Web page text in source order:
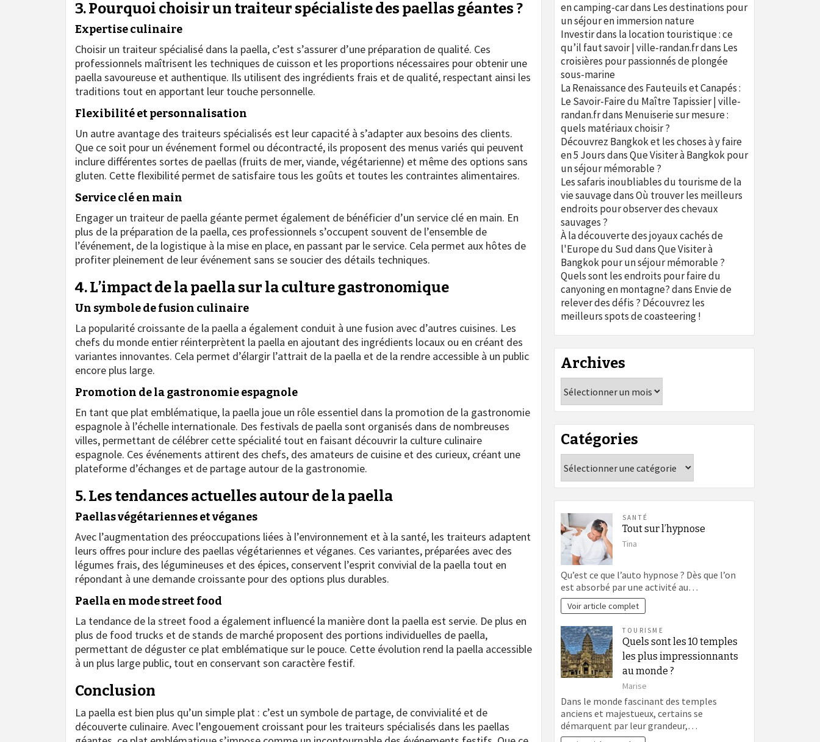
3. Pourquoi choisir un traiteur spécialiste des paellas géantes ?
Expertise culinaire
Choisir un traiteur spécialisé dans la paella, c’est s’assurer d’une préparation de qualité. Ces
professionnels maîtrisent les techniques de cuisson et les proportions nécessaires pour obtenir une
paella savoureuse et authentique. Ils utilisent des ingrédients frais et de qualité, respectant ainsi les
traditions tout en apportant leur touche personnelle.
Flexibilité et personnalisation
Un autre avantage des traiteurs spécialisés est leur capacité à s’adapter aux besoins des clients.
Que ce soit pour un événement formel ou décontracté, ils proposent des menus variés qui peuvent
inclure différentes sortes de paellas (fruits de mer, viande, végétarienne) et même des options sans
gluten. Cette flexibilité permet de satisfaire tous les goûts et toutes les contraintes alimentaires.
Service clé en main
Engager un traiteur de paella géante permet également de bénéficier d’un service clé en main. En
plus de la préparation de la paella, ces professionnels s’occupent souvent de l’ensemble de
l’événement, de la logistique à la mise en place, en passant par le service. Cela permet aux hôtes de
profiter pleinement de leur événement sans se soucier des détails techniques.
4. L’impact de la paella sur la culture gastronomique
Un symbole de fusion culinaire
La popularité croissante de la paella a également conduit à une fusion avec d’autres cuisines. Les
chefs du monde entier réinterprètent la paella en ajoutant des ingrédients locaux ou en créant des
variantes innovantes. Cela permet d’élargir l’attrait de la paella et de la rendre accessible à un public
encore plus large.
Promotion de la gastronomie espagnole
En tant que plat emblématique, la paella joue un rôle essentiel dans la promotion de la gastronomie
espagnole à l’échelle internationale. Des festivals de paella sont organisés dans de nombreuses
villes, permettant de célébrer cette spécialité tout en faisant découvrir la culture culinaire
espagnole. Ces événements attirent des chefs, des amateurs de cuisine et des curieux, créant une
plateforme d’échanges et de partage autour de la gastronomie.
5. Les tendances actuelles autour de la paella
Paellas végétariennes et véganes
Avec l’augmentation des préoccupations liées à l’environnement et à la santé, les traiteurs adaptent
leurs offres pour inclure des paellas végétariennes et véganes. Ces variantes, préparées avec des
légumes frais, des légumineuses et des épices, conservent l’esprit convivial de la paella tout en
répondant à une demande croissante pour des options plus durables.
Paella en mode street food
La tendance de la street food a également influencé la manière dont la paella est servie. De plus en
plus de food trucks et de stands de marché proposent des portions individuelles de paella,
permettant de déguster ce plat emblématique sur le pouce. Cette évolution rend la paella accessible
à un plus large public, tout en conservant son caractère festif.
Conclusion
La paella est bien plus qu’un simple plat : c’est un symbole de partage, de convivialité et de
découverte culinaire. Avec l’engouement croissant pour les traiteurs spécialisés dans les paellas
en camping-cardans Les destinations pour
un séjour en immersion nature
Investir dans la location touristique : ce
qu’il faut savoir | ville-randan.frdans Les
croisières pour passionnés de plongée
sous-marine
La Renaissance des Fauteuils et Canapés :
Le Savoir-Faire du Maître Tapissier | ville-
randan.frdans Menuiserie sur mesure :
quels matériaux choisir ?
Découvrez Bangkok et les choses à y faire
en 5 JoursdansQue Visiter à Bangkok pour
un séjour mémorable ?
Les safaris inoubliables du tourisme de la
vie sauvagedansOù trouver les meilleurs
endroits pour observer des chevaux
sauvages ?
À la découverte des joyaux cachés de
l'Europe du SuddansQue Visiter à
Bangkok pour un séjour mémorable ?
Quels sont les endroits pour faire du
canyoning en montagne?dans Envie de
relever des défis ? Découvrez les
meilleurs spots de coasteering !
Archives
Catégories
SANTÉ
Tout sur l’hypnose
Tina
Qu’est ce que l’auto hypnose ? Dès que l’on
est absorbé par une activité au…
Voir article complet
TOURISME
Quels sont les 10 temples
les plus impressionnants
au monde ?
Marise
Dans le monde fascinant des temples
anciens et majestueux, certains se
démarquent par leur grandeur,…